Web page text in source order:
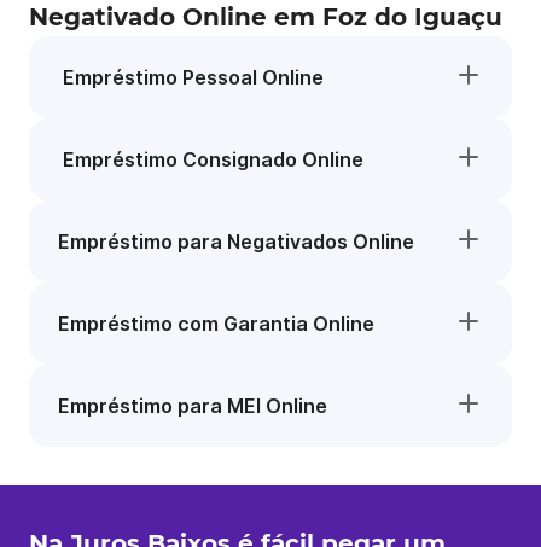
Negativado Online em Foz do Iguaçu
Empréstimo Pessoal Online
Empréstimo Consignado Online
Empréstimo para Negativados Online
Empréstimo com Garantia Online
Empréstimo para MEI Online